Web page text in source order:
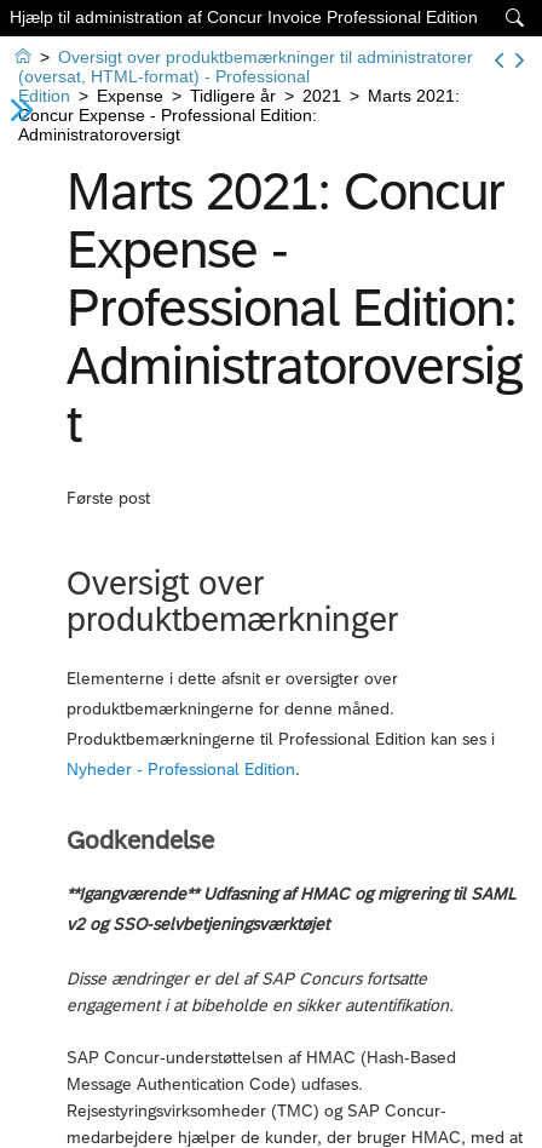

Hjælp til administration af Concur Invoice Professional Edition
 > Oversigt over produktbemærkninger til administratorer
(oversat, HTML-format) - Professional
Edition > Expense > Tidligere år > 2021 > Marts 2021:
Concur Expense - Professional Edition:
Administratoroversigt
Marts 2021: Concur
Expense -
Professional Edition:
Administratoroversig
t
Første post
Oversigt over
produktbemærkninger
Elementerne i dette afsnit er oversigter over
produktbemærkningerne for denne måned.
Produktbemærkningerne til Professional Edition kan ses i
Nyheder - Professional Edition.
Godkendelse
**Igangværende** Udfasning af HMAC og migrering til SAML
v2 og SSO-selvbetjeningsværktøjet
Disse ændringer er del af SAP Concurs fortsatte
engagement i at bibeholde en sikker autentifikation.
SAP Concur-understøttelsen af HMAC (Hash-Based
Message Authentication Code) udfases.
Rejsestyringsvirksomheder (TMC) og SAP Concur-
medarbejdere hjælper de kunder, der bruger HMAC, med at